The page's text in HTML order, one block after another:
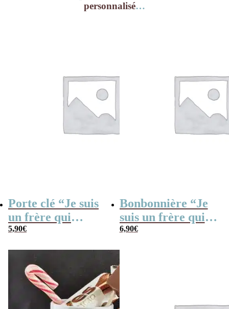
personnalisé…
Porte clé “Je suis
un frère qui
déchire”
5,90€
Bonbonnière “Je
suis un frère qui
déchire” et ses 15
6,90€